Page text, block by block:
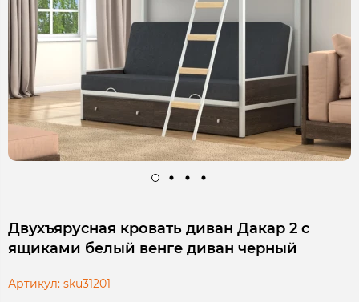
Двухъярусная кровать диван Дакар 2 с
ящиками белый венге диван черный
Артикул: sku31201